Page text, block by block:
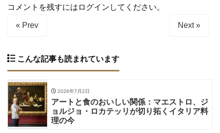
コメントを残すにはログインしてください。
« Prev Next »
こんな記事も読まれています
2026年7月2日
アートと食のおいしい関係：マエストロ、ジ
ョルジョ・ロカテッリが切り拓くイタリア料
理の今